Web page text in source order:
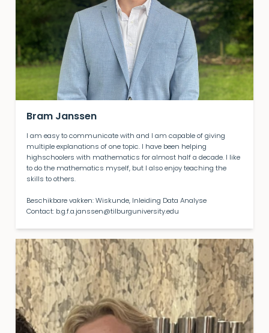
Bram Janssen
I am easy to communicate with and I am capable of giving
multiple explanations of one topic. I have been helping
highschoolers with mathematics for almost half a decade. I like
to do the mathematics myself, but I also enjoy teaching the
skills to others.
Beschikbare vakken: Wiskunde, Inleiding Data Analyse
Contact: b.g.f.a.janssen@tilburguniversity.edu